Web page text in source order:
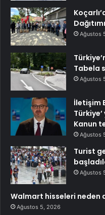
Ağustos
Tabela
Ağustos
İletişim
Kanun
Ağustos
Turist
Ağustos
Walmart hisseleri neden
Ağustos 5, 2026